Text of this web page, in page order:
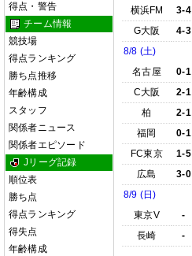
得点・警告
チーム情報
競技場
得点ランキング
勝ち点推移
年齢構成
スタッフ
関係者ニュース
関係者エピソード
Jリーグ記録
順位表
勝ち点
得点ランキング
得失点
年齢構成
横浜FM
3-4
G大阪
4-3
8/8 (土)
名古屋
0-1
C大阪
2-1
柏
2-1
福岡
0-1
FC東京
1-5
広島
3-0
8/9 (日)
東京V
-
長崎
-